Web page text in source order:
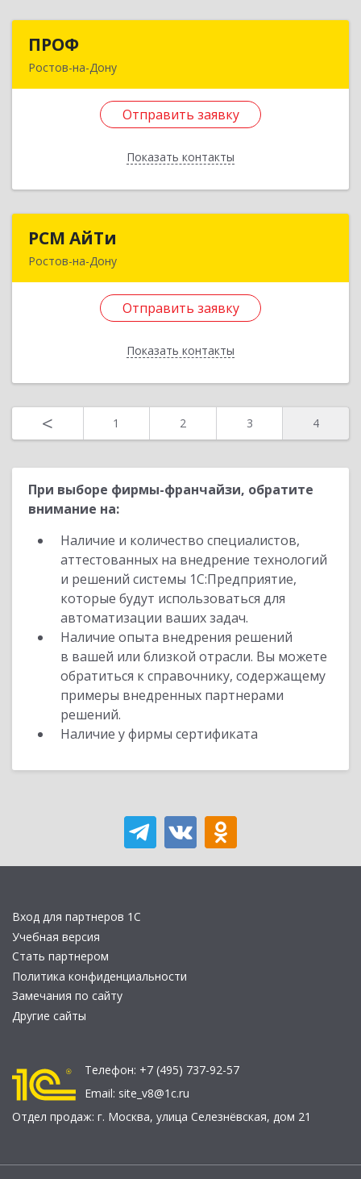
ПРОФ
Ростов-на-Дону
Отправить заявку
Показать контакты
Станиславского ул, дом № 8а, оф.41
РСМ АйТи
Ростов-на-Дону
Отправить заявку
Показать контакты
Штахановского ул, дом № 14/1, оф.55
< 1 2 3 4
При выборе фирмы-франчайзи, обратите
внимание на:
Наличие и количество специалистов,
аттестованных на внедрение технологий
и решений системы 1С:Предприятие,
которые будут использоваться для
автоматизации ваших задач.
Наличие опыта внедрения решений
в вашей или близкой отрасли. Вы можете
обратиться к справочнику, содержащему
примеры внедренных партнерами
решений.
Наличие у фирмы сертификата
Вход для партнеров 1С
Учебная версия
Стать партнером
Политика конфиденциальности
Замечания по сайту
Другие сайты
Телефон: +7 (495) 737-92-57
Email: site_v8@1c.ru
Отдел продаж: г. Москва, улица Селезнёвская, дом 21